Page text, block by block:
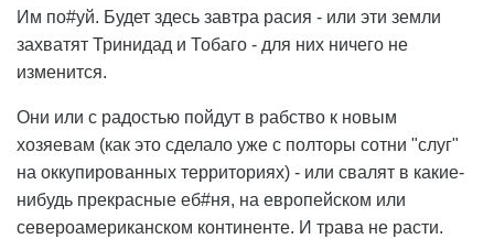
Им по#уй. Будет здесь завтра расия - или эти земли
захватят Тринидад и Тобаго - для них ничего не
изменится.
Они или с радостью пойдут в рабство к новым
хозяевам (как это сделало уже с полторы сотни "слуг"
на оккупированных территориях) - или свалят в какие-
нибудь прекрасные еб#ня, на европейском или
североамериканском континенте. И трава не расти.